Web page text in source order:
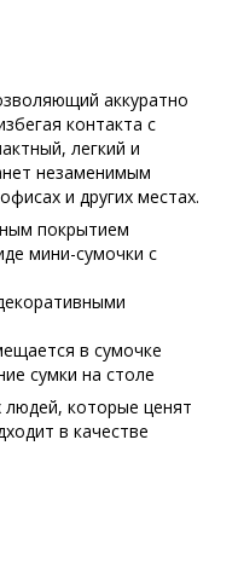
аккуратно
контакта с
легкий и
незаменимым
и других местах.
покрытием
мини-сумочки с
в сумочке
сумки на столе
людей, которые ценят
в качестве